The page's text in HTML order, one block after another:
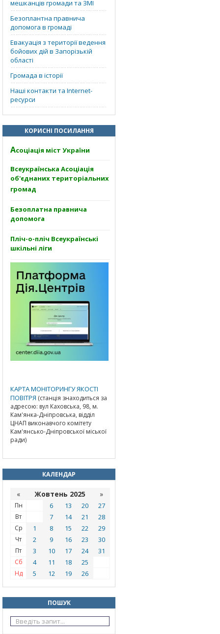
мешканців громади та ЗМІ
Безоплантна правнича
допомога в громаді
Евакуація з території ведення
бойових дій в Запорізькій
області
Громада в історії
Наші контакти та Internet-
ресурси
КОРИСНІ ПОСИЛАННЯ
Асоціація міст України
Всеукраїнська Асоціація
об'єднаних територіальних
громад
Безоплатна правнича
допомога
Пліч-о-пліч Всеукраїнські
шкільні ліги
КАРТА МОНІТОРИНГУ ЯКОСТІ
ПОВІТРЯ (станція знаходиться за
адресою: вул Каховська, 98, м.
Кам'янка-Дніпровська, відділ
ЦНАП виконавчого комітету
Кам'янсько-Дніпровської міської
ради)
КАЛЕНДАР
« Жовтень 2025 »
Пн 6 13 20 27
Вт 7 14 21 28
Ср 1 8 15 22 29
Чт 2 9 16 23 30
Пт 3 10 17 24 31
Сб 4 11 18 25
Нд 5 12 19 26
ПОШУК